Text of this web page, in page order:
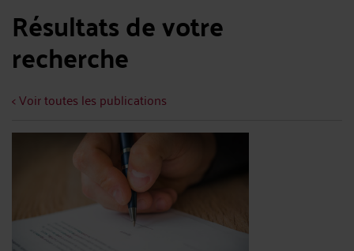
Résultats de votre
recherche
< Voir toutes les publications